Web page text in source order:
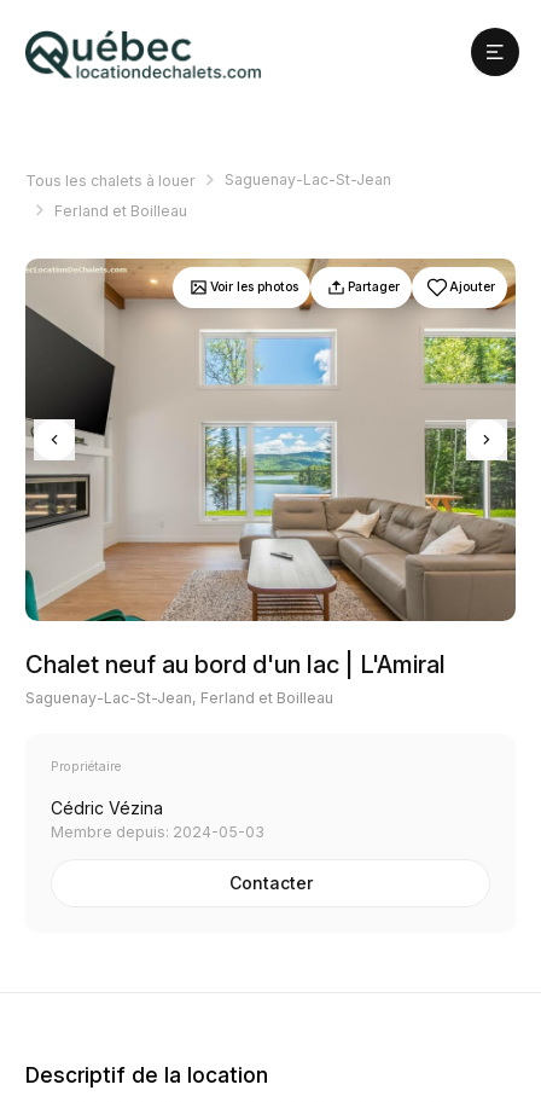
Tous les chalets à louer
Saguenay-Lac-St-Jean
Ferland et Boilleau
Chalet neuf au bord d'un lac | L'Amiral
Saguenay-Lac-St-Jean, Ferland et Boilleau
Propriétaire
Cédric Vézina
Membre depuis: 2024-05-03
Contacter
Voir les photos Partager Ajouter
Descriptif de la location